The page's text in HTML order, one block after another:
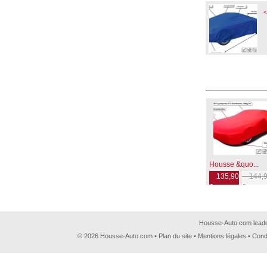
Housse &quo...
135,90
€
€
Housse-Auto.com
© 2026 Housse-Auto.com • Plan du site • Mentions légales •